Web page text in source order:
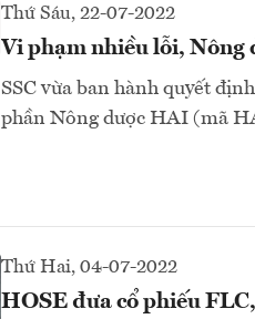
Thứ Sáu, 22-07-2022
Vi phạm nhiều lỗi,
SSC vừa ban hành quyết
phần Nông dược HAI (mã
Thứ Hai, 04-07-2022
HOSE đưa cổ phiếu